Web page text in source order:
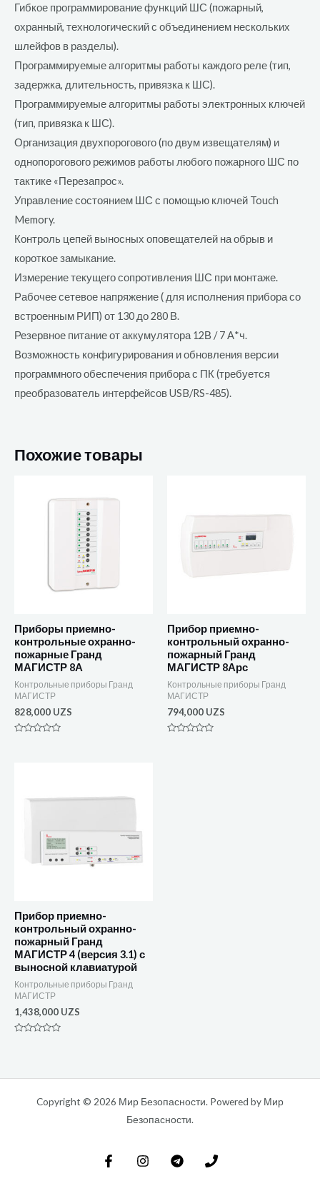
Гибкое программирование функций ШС (пожарный,
охранный, технологический с объединением нескольких
шлейфов в разделы).
Программируемые алгоритмы работы каждого реле (тип,
задержка, длительность, привязка к ШС).
Программируемые алгоритмы работы электронных ключей
(тип, привязка к ШС).
Организация двухпорогового (по двум извещателям) и
однопорогового режимов работы любого пожарного ШС по
тактике «Перезапрос».
Управление состоянием ШС с помощью ключей Touch
Memory.
Контроль цепей выносных оповещателей на обрыв и
короткое замыкание.
Измерение текущего сопротивления ШС при монтаже.
Рабочее сетевое напряжение ( для исполнения прибора со
встроенным РИП) от 130 до 280 В.
Резервное питание от аккумулятора 12В / 7 А*ч.
Возможность конфигурирования и обновления версии
программного обеспечения прибора с ПК (требуется
преобразователь интерфейсов USB/RS-485).
Похожие товары
Приборы приемно-
контрольные охранно-
пожарные Гранд
МАГИСТР 8А
Контрольные приборы Гранд
МАГИСТР
828,000 UZS
Прибор приемно-
контрольный охранно-
пожарный Гранд
МАГИСТР 8Арс
Контрольные приборы Гранд
МАГИСТР
794,000 UZS
Прибор приемно-
контрольный охранно-
пожарный Гранд
МАГИСТР 4 (версия 3.1) с
выносной клавиатурой
Контрольные приборы Гранд
МАГИСТР
1,438,000 UZS
Copyright © 2026 Мир Безопасности. Powered by Мир
Безопасности.